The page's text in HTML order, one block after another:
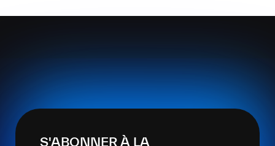
S'ABONNER À LA